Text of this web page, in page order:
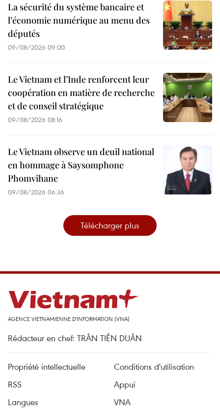
La sécurité du système bancaire et
l’économie numérique au menu des
députés
09/08/2026 09:00
Le Vietnam et l’Inde renforcent leur
coopération en matière de recherche
et de conseil stratégique
09/08/2026 08:16
Le Vietnam observe un deuil national
en hommage à Saysomphone
Phomvihane
09/08/2026 06:36
Télécharger plus
AGENCE VIETNAMIENNE D'INFORMATION (VNA)
Rédacteur en chef: TRÂN TIÊN DUÂN
Propriété intellectuelle
Conditions d'utilisation
RSS
Appui
Langues
VNA